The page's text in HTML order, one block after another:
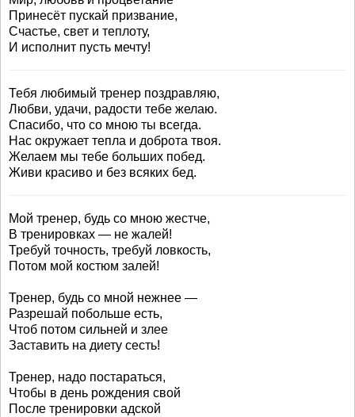
Принесёт пускай призвание,
Счастье, свет и теплоту,
И исполнит пусть мечту!
Тебя любимый тренер поздравляю,
Любви, удачи, радости тебе желаю.
Спасибо, что со мною ты всегда.
Нас окружает тепла и доброта твоя.
Желаем мы тебе больших побед.
Живи красиво и без всяких бед.
Мой тренер, будь со мною жестче,
В тренировках — не жалей!
Требуй точность, требуй ловкость,
Потом мой костюм залей!
Тренер, будь со мной нежнее —
Разрешай побольше есть,
Чтоб потом сильней и злее
Заставить на диету сесть!
Тренер, надо постараться,
Чтобы в день рождения свой
После тренировки адской